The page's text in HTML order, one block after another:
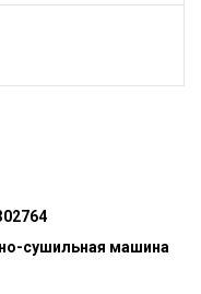
сушильная машина